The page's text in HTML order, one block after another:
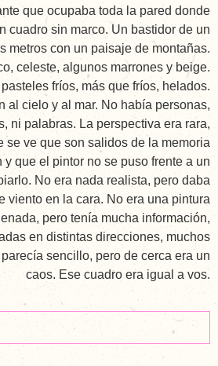
que ocupaba toda la pared donde
cuadro sin marco. Un bastidor de un
metros con un paisaje de montañas.
celeste, algunos marrones y beige.
fríos, más que fríos, helados.
al cielo y al mar. No había personas,
ni palabras. La perspectiva era rara,
se ve que son salidos de la memoria
que el pintor no se puso frente a un
No era nada realista, pero daba
viento en la cara. No era una pintura
pero tenía mucha información,
en distintas direcciones, muchos
sencillo, pero de cerca era un
caos. Ese cuadro era igual a vos.